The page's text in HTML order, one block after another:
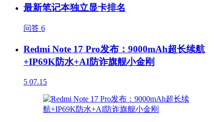
最新笔记本独立显卡排名
问答 6
Redmi Note 17 Pro发布：9000mAh超长续航
+IP69K防水+AI防诈旗舰小金刚
5 07.15